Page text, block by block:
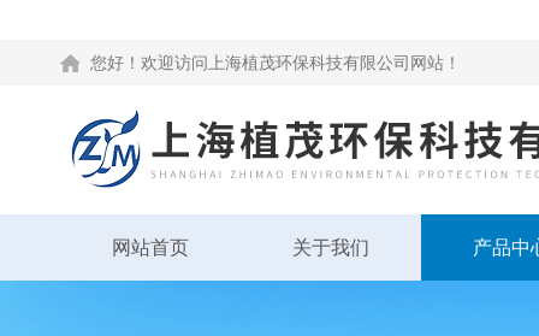
您好！欢迎访问上海植茂环保科技有限公司网站！
网站首页 关于我们 产品中